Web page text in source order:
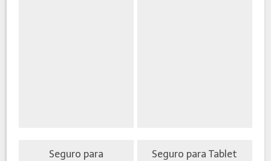
Seguro para
Seguro para Tablet